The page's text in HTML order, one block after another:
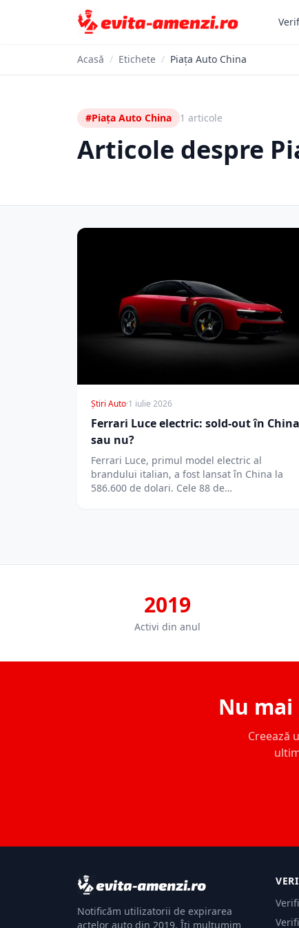
Acasă / Etichete / Piața Auto China
#Piața Auto China 1 articole
Articole despre
Știri Auto·1 iulie 2026
Ferrari Luce electric: sold-out în China
sau nu?
Ferrari Luce, primul model electric al
brandului italian, a fost lansat în China la
586.600 de dolari. Cele 88 de…
2019
Activi din anul
Nu
Creează
Notificăm utilizatorii de expirarea
actelor auto din 2019. Îți mulțumim